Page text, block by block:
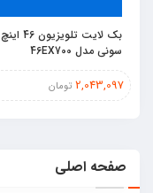
بک لایت تلویزیون 46 اینچ
سونی مدل 46EX700
2,043,097 تومان
صفحه اصلی